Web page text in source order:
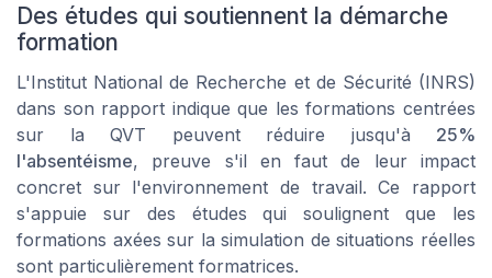
Des études qui soutiennent la démarche
formation
L'Institut National de Recherche et de Sécurité (INRS)
dans son rapport indique que les formations centrées
sur la QVT peuvent réduire jusqu'à 25%
l'absentéisme, preuve s'il en faut de leur impact
concret sur l'environnement de travail. Ce rapport
s'appuie sur des études qui soulignent que les
formations axées sur la simulation de situations réelles
sont particulièrement formatrices.